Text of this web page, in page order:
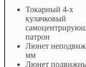
Токарный 4-х
кулачковый
патрон
Люнет
мм
Люнет